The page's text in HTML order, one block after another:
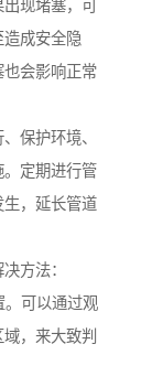
现堵塞，可
造成安全隐
会影响正常
保护环境、
定期进行管
，延长管道
方法：
。可以通过观
，来大致判